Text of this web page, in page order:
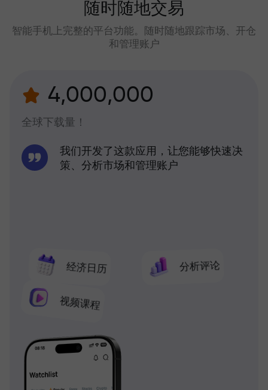
随时随地交易
智能手机上完整的平台功能。随时随地跟踪市场、开仓
和管理账户
4,000,000
全球下载量！
经济日历 分析评论
视频课程
我们开发了这款应用，让您能够快速决
策、分析市场和管理账户